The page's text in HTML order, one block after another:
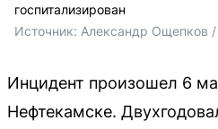
госпитализирован
Источник: Александр Ощепков /
Инцидент произошел 6
Нефтекамске.